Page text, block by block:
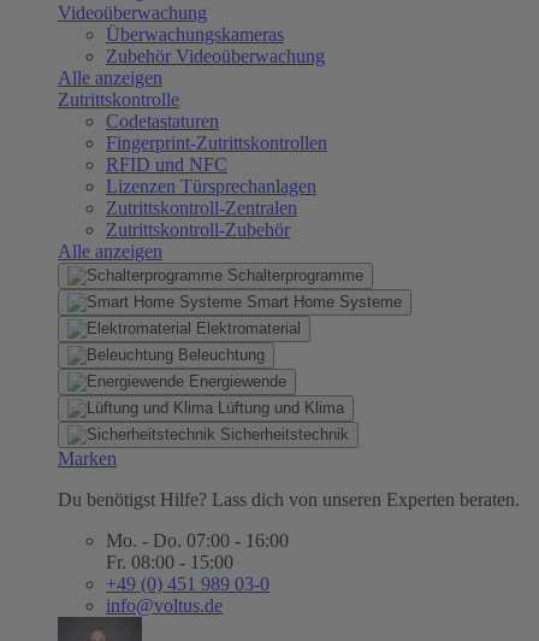
Videoüberwachung
Überwachungskameras
Zubehör Videoüberwachung
Alle anzeigen
Zutrittskontrolle
Codetastaturen
Fingerprint-Zutrittskontrollen
RFID und NFC
Lizenzen Türsprechanlagen
Zutrittskontroll-Zentralen
Zutrittskontroll-Zubehör
Alle anzeigen
Schalterprogramme
Smart Home Systeme
Elektromaterial
Beleuchtung
Energiewende
Lüftung und Klima
Sicherheitstechnik
Marken
Du benötigst Hilfe? Lass dich von unseren Experten beraten.
Mo. - Do. 07:00 - 16:00
Fr. 08:00 - 15:00
+49 (0) 451 989 03-0
info@voltus.de